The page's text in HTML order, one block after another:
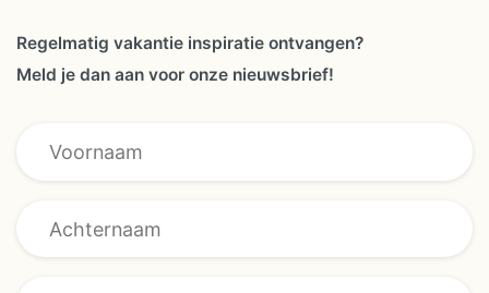
Regelmatig vakantie inspiratie ontvangen?
Meld je dan aan voor onze nieuwsbrief!
AVG/GDPR